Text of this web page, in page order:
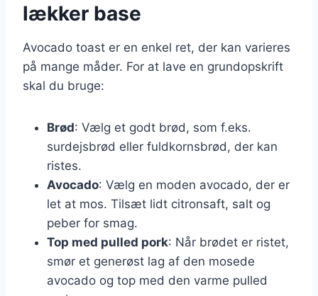
lækker base
Avocado toast er en enkel ret, der kan varieres
på mange måder. For at lave en grundopskrift
skal du bruge:
Brød: Vælg et godt brød, som f.eks.
surdejsbrød eller fuldkornsbrød, der kan
ristes.
Avocado: Vælg en moden avocado, der er
let at mos. Tilsæt lidt citronsaft, salt og
peber for smag.
Top med pulled pork: Når brødet er ristet,
smør et generøst lag af den mosede
avocado og top med den varme pulled